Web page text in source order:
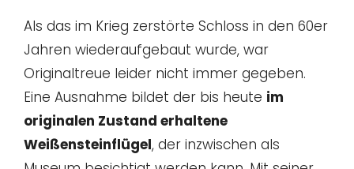
Als das im Krieg zerstörte Schloss in den 60er
Jahren wiederaufgebaut wurde, war
Originaltreue leider nicht immer gegeben.
Eine Ausnahme bildet der bis heute im
originalen Zustand erhaltene
Weißensteinflügel, der inzwischen als